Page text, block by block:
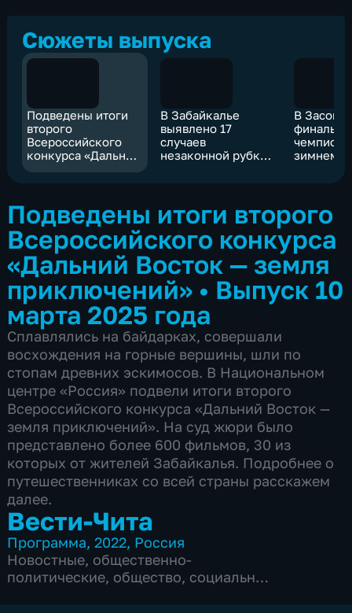
Сюжеты выпуска
Подведены итоги
второго
Всероссийского
конкурса «Дальний
Восток — земля
В Забайкалье
выявлено 17
случаев
незаконной рубки
В
зимнему
Подведены итоги второго
Всероссийского конкурса
«Дальний Восток — земля
приключений» • Выпуск 10
марта 2025 года
Сплавлялись на байдарках, совершали
восхождения на горные вершины, шли по
стопам древних эскимосов. В Национальном
центре «Россия» подвели итоги второго
Всероссийского конкурса «Дальний Восток —
земля приключений». На суд жюри было
представлено более 600 фильмов, 30 из
которых от жителей Забайкалья. Подробнее о
путешественниках со всей страны расскажем
далее.
Вести-Чита
Программа,2022, Россия
Новостные, общественно-
политические, общество, социально-